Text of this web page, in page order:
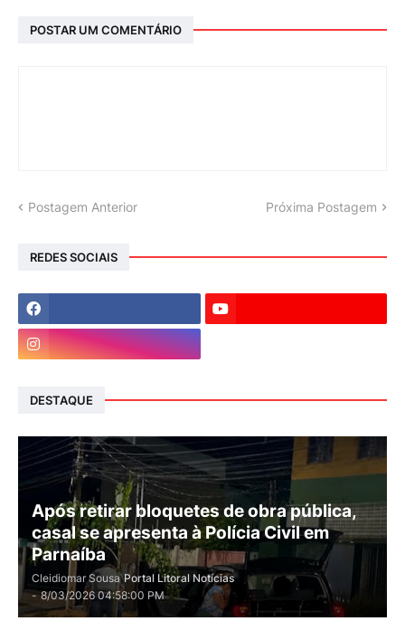
POSTAR UM COMENTÁRIO
Postagem Anterior Próxima Postagem
REDES SOCIAIS
DESTAQUE
Após retirar bloquetes de obra pública,
casal se apresenta à Polícia Civil em
Parnaíba
Cleidiomar Sousa Portal Litoral Notícias
- 8/03/2026 04:58:00 PM